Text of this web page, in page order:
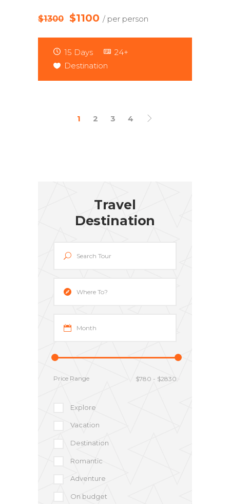
$1300 $1100 / per person
15 Days
24+
Destination
1 2 3 4
Travel
Destination
Price Range
Explore
Vacation
Destination
Romantic
Adventure
On budget